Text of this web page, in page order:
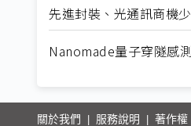
先進封裝、光通訊商機
Nanomade量子穿隧感
關於我們 服務說明 著作權